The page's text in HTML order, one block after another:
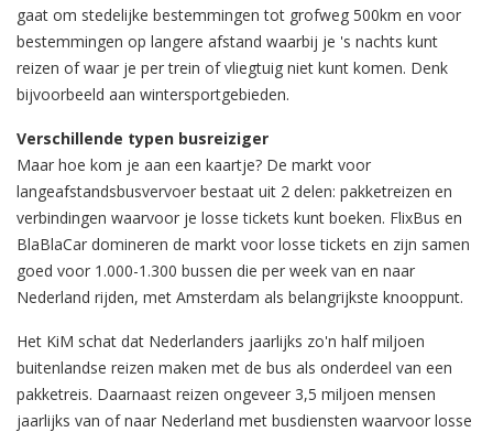
gaat om stedelijke bestemmingen tot grofweg 500km en voor
bestemmingen op langere afstand waarbij je 's nachts kunt
reizen of waar je per trein of vliegtuig niet kunt komen. Denk
bijvoorbeeld aan wintersportgebieden.
Verschillende typen busreiziger
Maar hoe kom je aan een kaartje? De markt voor
langeafstandsbusvervoer bestaat uit 2 delen: pakketreizen en
verbindingen waarvoor je losse tickets kunt boeken. FlixBus en
BlaBlaCar domineren de markt voor losse tickets en zijn samen
goed voor 1.000-1.300 bussen die per week van en naar
Nederland rijden, met Amsterdam als belangrijkste knooppunt.
Het KiM schat dat Nederlanders jaarlijks zo'n half miljoen
buitenlandse reizen maken met de bus als onderdeel van een
pakketreis. Daarnaast reizen ongeveer 3,5 miljoen mensen
jaarlijks van of naar Nederland met busdiensten waarvoor losse